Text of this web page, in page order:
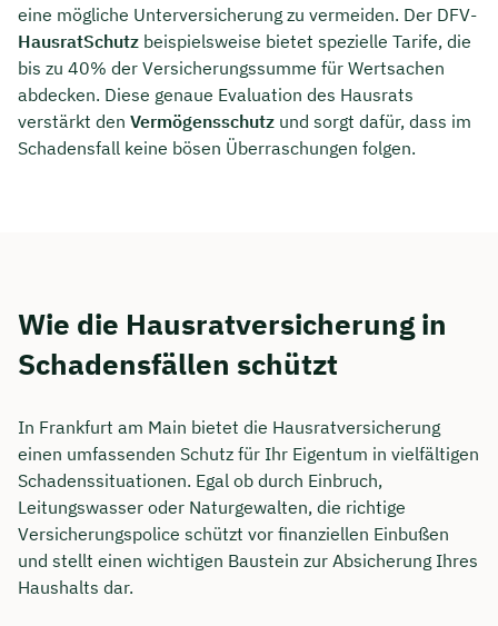
eine mögliche Unterversicherung zu vermeiden. Der DFV-
HausratSchutz beispielsweise bietet spezielle Tarife, die
bis zu 40% der Versicherungssumme für Wertsachen
abdecken. Diese genaue Evaluation des Hausrats
verstärkt den Vermögensschutz und sorgt dafür, dass im
Schadensfall keine bösen Überraschungen folgen.
Wie die Hausratversicherung in
Schadensfällen schützt
In Frankfurt am Main bietet die Hausratversicherung
einen umfassenden Schutz für Ihr Eigentum in vielfältigen
Schadenssituationen. Egal ob durch Einbruch,
Leitungswasser oder Naturgewalten, die richtige
Versicherungspolice schützt vor finanziellen Einbußen
und stellt einen wichtigen Baustein zur Absicherung Ihres
Haushalts dar.